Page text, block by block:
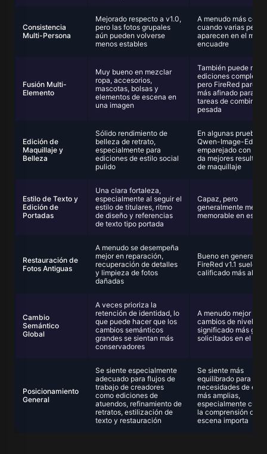
Consistencia
Multi-Persona
Mejorado respecto a v1.0,
pero las fotos grupales
aún pueden volverse
menos estables
A menudo más
cuando varias
aparecen en el
encuadre
Fusión Multi-
Elemento
Muy bueno en mezclar
ropa, accesorios,
mascotas, bolsas y
elementos de escena en
una imagen
También puede
ediciones complejas,
pero FireRed parece
más afinado para
tareas de
pesada
Edición de
Maquillaje y
Belleza
Sólido rendimiento de
belleza de retrato,
especialmente para
ediciones de estilo social
pulido
En algunas pruebas,
Qwen-Image-Edit-
emparejado con
da mejores
de maquillaje
Estilo de Texto y
Edición de
Portadas
Una clara fortaleza,
especialmente al seguir el
estilo de titulares, ritmo
de diseño y referencias
de texto tipo portada
Capaz, pero
generalmente menos
memorable en esta
Restauración de
Fotos Antiguas
A menudo se desempeña
mejor en reparación,
recuperación de detalles
y limpieza de fotos
dañadas
Bueno en general,
FireRed v1.1 suele
calificado más alto
Cambio
Semántico
Global
A veces prioriza la
retención de identidad, lo
que puede hacer que los
cambios semánticos
grandes se sientan más
conservadores
A menudo mejor en
cambios de nivel de
significado más
solicitados en el
Posicionamiento
General
Se siente especialmente
adecuado para flujos de
trabajo de creadores
como ediciones de
atuendos, refinamiento de
retratos, estilización de
texto y restauración
Se siente más
equilibrado para
necesidades de
más amplias,
especialmente
la comprensión de la
escena importa